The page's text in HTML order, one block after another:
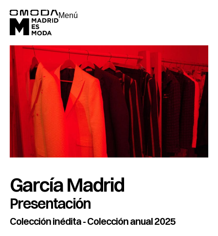
Menú
García Madrid
Presentación
Colección inédita - Colección anual 2025